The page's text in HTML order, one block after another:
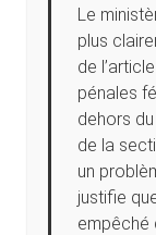
Le
plus
de
pénales
dehors
de la
un
justifie
empêché